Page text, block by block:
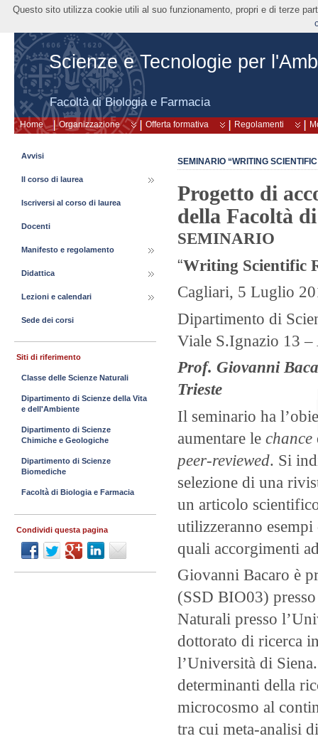
Scienze e Tecnologie per
Facoltà di Biologia e Farmacia
Home Organizzazione Offerta formativa Regolamenti
SEMINARIO “WRITING
Progetto di
della Facoltà
SEMINARIO
“Writing Scientific
Cagliari, 5 Luglio
Dipartimento di
Viale S.Ignazio 13
Prof. Giovanni
Trieste
Il seminario ha
aumentare le chance
peer-reviewed. Si
selezione di una
un articolo
utilizzeranno
quali accorgimenti
Giovanni Bacaro è
(SSD BIO03)
Naturali presso
dottorato di ricerca
l’Università di
determinanti della
microcosmo al
tra cui meta-analisi
Avvisi
Il corso di laurea
Iscriversi al corso di laurea
Docenti
Manifesto e regolamento
Didattica
Lezioni e calendari
Sede dei corsi
Siti di riferimento
Classe delle Scienze Naturali
Dipartimento di Scienze della Vita
e dell'Ambiente
Dipartimento di Scienze
Chimiche e Geologiche
Dipartimento di Scienze
Biomediche
Facoltà di Biologia e Farmacia
Condividi questa pagina
Questo sito utilizza cookie utili al suo funzionamento, propri e di terze